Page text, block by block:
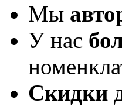
Мы
У нас
Скидки